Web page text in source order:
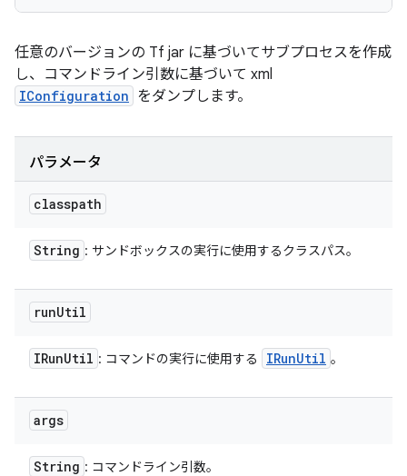
任意のバージョンの Tf jar に基づいてサブプロセスを作成
し、コマンドライン引数に基づいて xml
IConfiguration をダンプします。
パラメータ
classpath
String : サンドボックスの実行に使用するクラスパス。
runUtil
IRunUtil : コマンドの実行に使用する IRunUtil 。
args
String : コマンドライン引数。